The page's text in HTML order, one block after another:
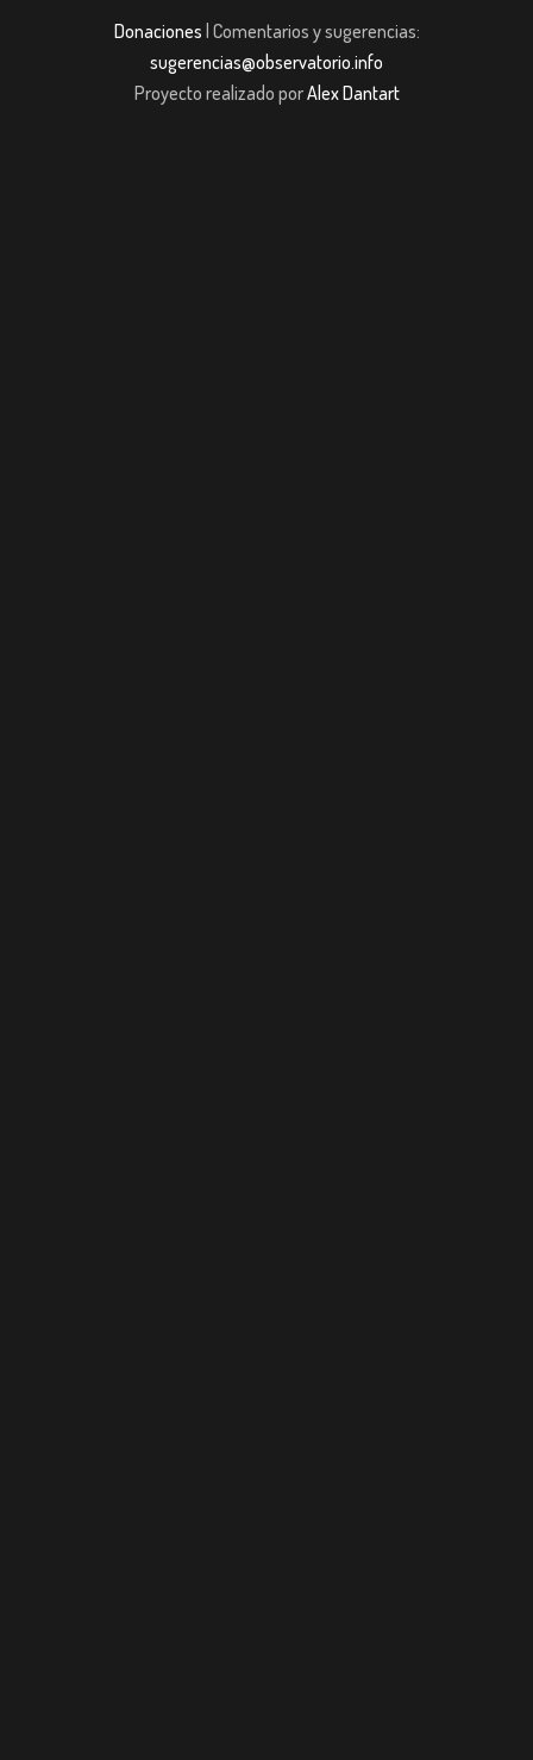
Donaciones | Comentarios y sugerencias:
sugerencias@observatorio.info
Proyecto realizado porAlex Dantart